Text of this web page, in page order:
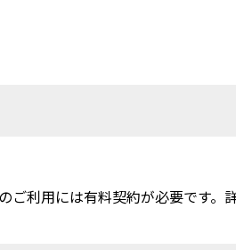
利用には有料契約が必要です。